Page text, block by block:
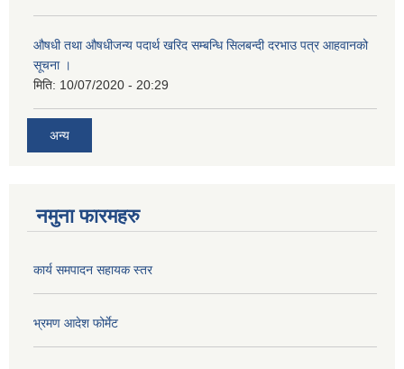
औषधी तथा औषधीजन्य पदार्थ खरिद सम्बन्धि सिलबन्दी दरभाउ पत्र आहवानको
सूचना ।
मिति: 10/07/2020 - 20:29
अन्य
नमुना फारमहरु
कार्य समपादन सहायक स्तर
भ्रमण आदेश फोर्मेट